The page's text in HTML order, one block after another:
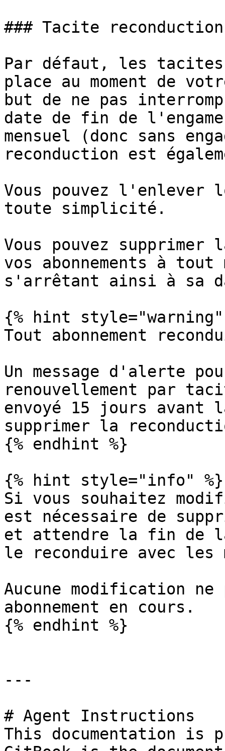
### Tacite reconduction
Par défaut, les tacites
place au moment de
but de ne pas
date de fin de
mensuel (donc sans
reconduction est
Vous pouvez l'enlever
toute simplicité.
Vous pouvez
vos abonnements à tout
s'arrêtant ainsi à sa
{% hint style="warning"
Tout abonnement
Un message d'alerte
renouvellement par
envoyé 15 jours avant
supprimer la
{% endhint %}
{% hint style="info" %}
Si vous souhaitez
est nécessaire de
et attendre la fin de
le reconduire avec les
Aucune modification
abonnement en cours.
{% endhint %}
---
# Agent Instructions
This documentation is